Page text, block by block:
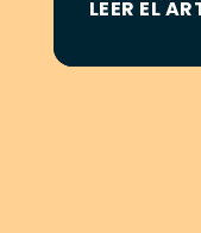
LEER EL